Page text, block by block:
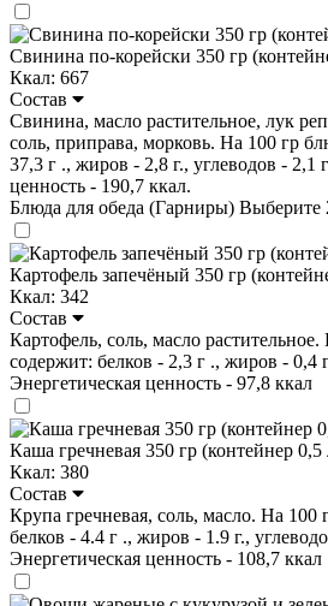
Свинина по-корейски 350 гр
Ккал: 667
Состав
Свинина, масло растительное, лук
соль, приправа, морковь. На 100 гр
37,3 г ., жиров - 2,8 г., углеводов - 2,1
ценность - 190,7 ккал.
Блюда для обеда (Гарниры) Выберите
Картофель запечёный 350 гр
Ккал: 342
Состав
Картофель, соль, масло
содержит: белков - 2,3 г ., жиров - 0,4
Энергетическая ценность - 97,8 ккал
Каша гречневая 350 гр (контейнер 0,5
Ккал: 380
Состав
Крупа гречневая, соль, масло. На 100
белков - 4.4 г ., жиров - 1.9 г.,
Энергетическая ценность - 108,7 ккал